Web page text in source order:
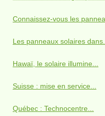
Connaissez-vous les
Les panneaux solaires
Hawaï, le solaire illumine...
Suisse : mise en service...
Québec : Technocentre...